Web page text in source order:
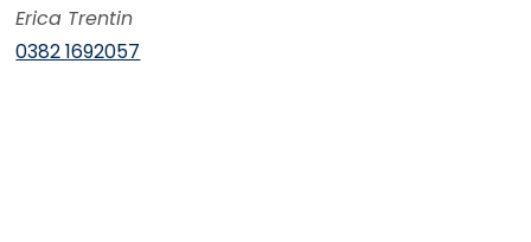
Erica Trentin
0382 1692057